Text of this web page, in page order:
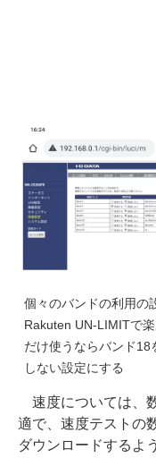
個々のバンドの利用の
Rakuten UN-LIMITで
だけ使うならバンド18
しない設定にする
速度については、
適で、速度テストの
ダウンロードするよ